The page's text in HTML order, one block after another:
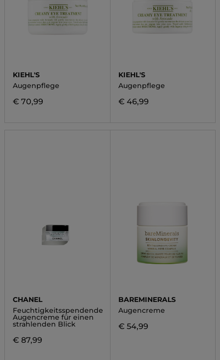
KIEHL'S
Augenpflege
€ 70,99
KIEHL'S
Augenpflege
€ 46,99
CHANEL
Feuchtigkeitsspendende
Augencreme für einen
strahlenden Blick
€ 87,99
BAREMINERALS
Augencreme
€ 54,99